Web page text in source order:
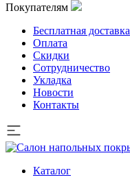
Покупателям
Бесплатная доставка
Оплата
Скидки
Сотрудничество
Укладка
Новости
Контакты
Каталог